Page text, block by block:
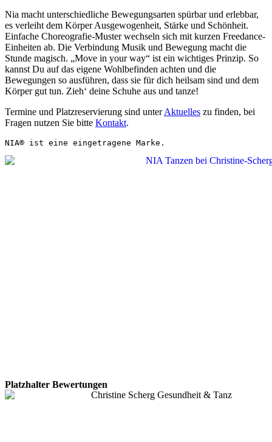
Nia macht unterschiedliche Bewegungsarten spürbar und erlebbar,
es verleiht dem Körper Ausgewogenheit, Stärke und Schönheit.
Einfache Choreografie-Muster wechseln sich mit kurzen Freedance-
Einheiten ab. Die Verbindung Musik und Bewegung macht die
Stunde magisch. „Move in your way“ ist ein wichtiges Prinzip. So
kannst Du auf das eigene Wohlbefinden achten und die
Bewegungen so ausführen, dass sie für dich heilsam sind und dem
Körper gut tun. Zieh‘ deine Schuhe aus und tanze!
Termine und Platzreservierung sind unterAktuelles zu finden, bei
Fragen nutzen Sie bitte Kontakt.
NIA® ist eine eingetragene Marke.
Platzhalter Bewertungen